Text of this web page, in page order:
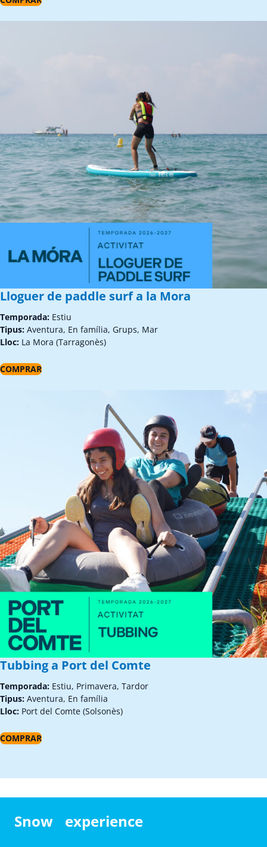
Lloguer de paddle surf a la Mora
Temporada: Estiu
Tipus: Aventura, En família, Grups, Mar
Lloc: La Mora (Tarragonès)
COMPRAR
Tubbing a Port del Comte
Temporada: Estiu, Primavera, Tardor
Tipus: Aventura, En família
Lloc: Port del Comte (Solsonès)
COMPRAR
Snow experience